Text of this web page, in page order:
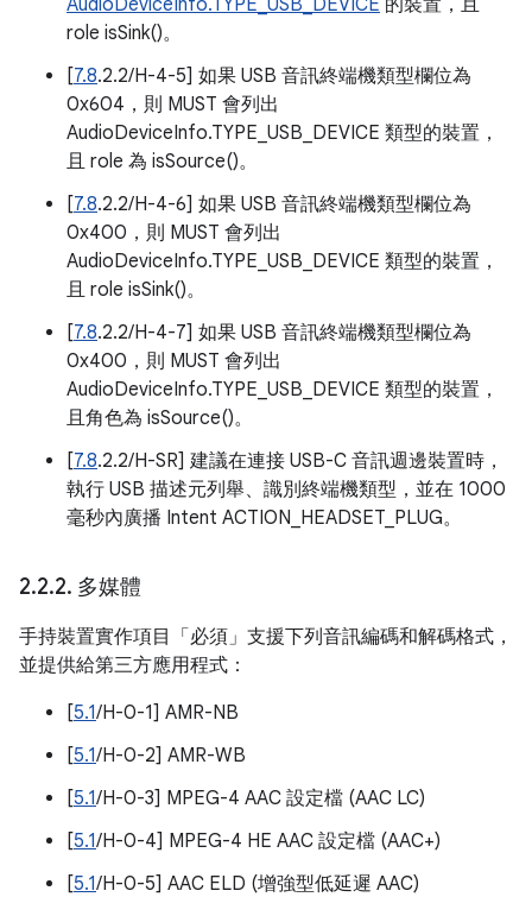
AudioDeviceInfo.TYPE_USB_DEVICE 的裝置，且
role isSink()。
[7.8.2.2/H-4-5] 如果 USB 音訊終端機類型欄位為
0x604，則 MUST 會列出
AudioDeviceInfo.TYPE_USB_DEVICE 類型的裝置，
且 role 為 isSource()。
[7.8.2.2/H-4-6] 如果 USB 音訊終端機類型欄位為
0x400，則 MUST 會列出
AudioDeviceInfo.TYPE_USB_DEVICE 類型的裝置，
且 role isSink()。
[7.8.2.2/H-4-7] 如果 USB 音訊終端機類型欄位為
0x400，則 MUST 會列出
AudioDeviceInfo.TYPE_USB_DEVICE 類型的裝置，
且角色為 isSource()。
[7.8.2.2/H-SR] 建議在連接 USB-C 音訊週邊裝置時，
執行 USB 描述元列舉、識別終端機類型，並在 1000
毫秒內廣播 Intent ACTION_HEADSET_PLUG。
2.2.2. 多媒體
手持裝置實作項目「必須」支援下列音訊編碼和解碼格式，
並提供給第三方應用程式：
[5.1/H-0-1] AMR-NB
[5.1/H-0-2] AMR-WB
[5.1/H-0-3] MPEG-4 AAC 設定檔 (AAC LC)
[5.1/H-0-4] MPEG-4 HE AAC 設定檔 (AAC+)
[5.1/H-0-5] AAC ELD (增強型低延遲 AAC)